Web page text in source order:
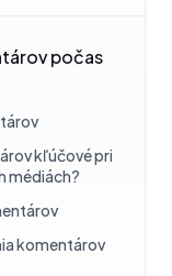
počas
kľúčové pri
médiách?
komentárov